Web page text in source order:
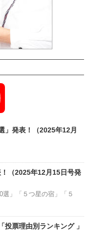
Channel
」発表！（2025年12月
（2025年12月15日号発
」「５つ星の宿」「５
票理由別ランキング 」